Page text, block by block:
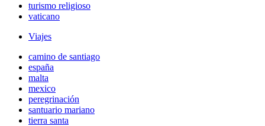
turismo religioso
vaticano
Viajes
camino de santiago
españa
malta
mexico
peregrinación
santuario mariano
tierra santa